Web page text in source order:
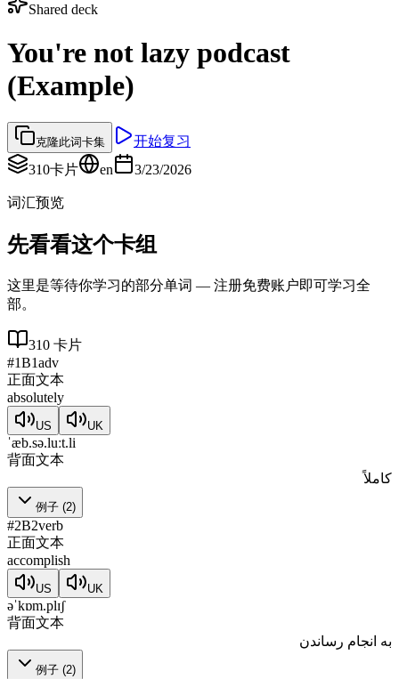
Shared deck
You're not lazy podcast
(Example)
克隆此词卡集
开始复习
310卡片 en 3/23/2026
词汇预览
先看看这个卡组
这里是等待你学习的部分单词 — 注册免费账户即可学习全
部。
310 卡片
#1B1adv
正面文本
absolutely
US UK
ˈæb.sə.luːt.li
背面文本
کاملاً
例子 (2)
#2B2verb
正面文本
accomplish
US UK
əˈkɒm.plɪʃ
背面文本
به انجام رساندن
例子 (2)